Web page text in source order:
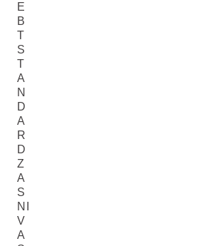
E
B
T
S
T
A
N
D
A
R
D
Z
A
S
NI
V
A